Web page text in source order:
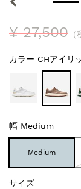
¥ 27,500 （
カラー CHアイリ
幅 Medium
Medium
サイズ